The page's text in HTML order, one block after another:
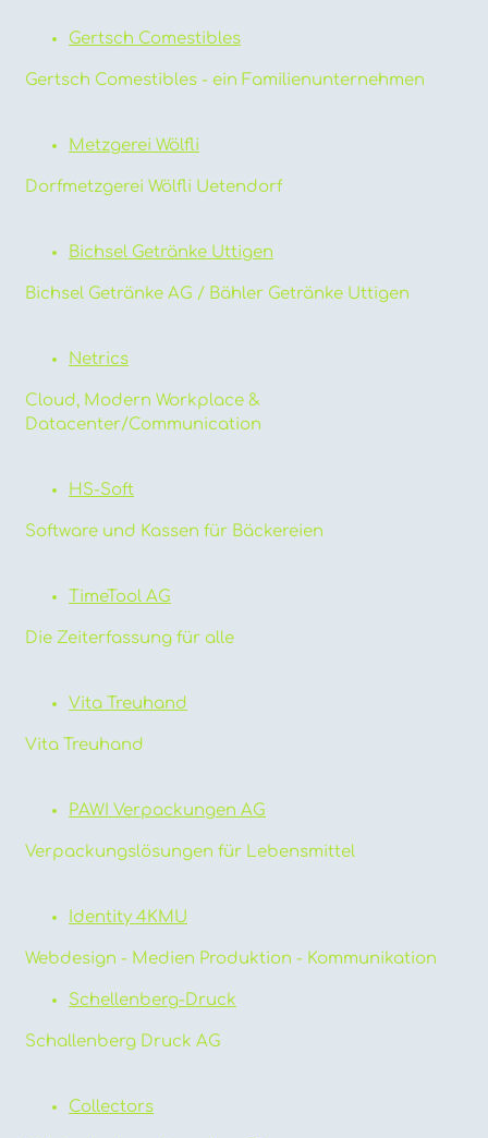
Gertsch Comestibles
Gertsch Comestibles - ein Familienunternehmen
Metzgerei Wölfli
Dorfmetzgerei Wölfli Uetendorf
Bichsel Getränke Uttigen
Bichsel Getränke AG / Bähler Getränke Uttigen
Netrics
Cloud, Modern Workplace &
Datacenter/Communication
HS-Soft
Software und Kassen für Bäckereien
TimeTool AG
Die Zeiterfassung für alle
Vita Treuhand
Vita Treuhand
PAWI Verpackungen AG
Verpackungslösungen für Lebensmittel
Identity 4KMU
Webdesign - Medien Produktion - Kommunikation
Schellenberg-Druck
Schallenberg Druck AG
Collectors